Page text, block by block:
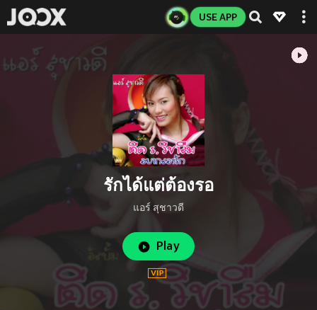
USE APP
รักได้แต่ต้องรอ
แอร์ สุชาวดี
Play